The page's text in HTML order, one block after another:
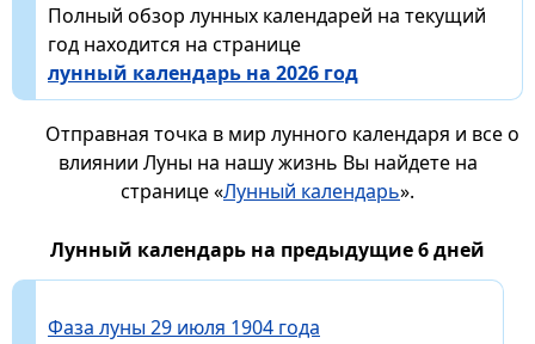
Полный обзор лунных календарей на текущий
год находится на странице
лунный календарь на 2026 год
Отправная точка в мир лунного календаря и все о
влиянии Луны на нашу жизнь Вы найдете на
странице «Лунный календарь».
Лунный календарь на предыдущие 6 дней
Фаза луны 29 июля 1904 года